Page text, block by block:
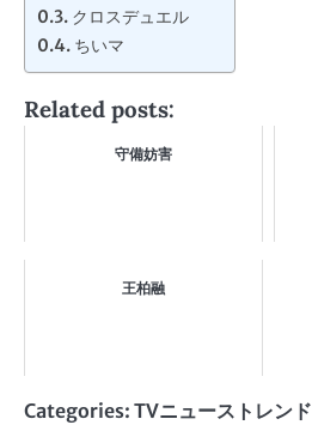
クロスデュエル
ちいマ
Related posts:
守備妨害
王柏融
Categories: TVニューストレンド